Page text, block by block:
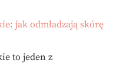
jak odmładzają skórę
to jeden z